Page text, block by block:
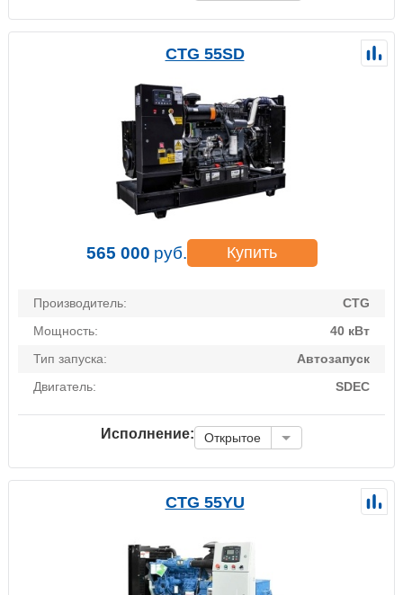
CTG 55SD
565 000 руб. Купить
Производитель:
CTG
Мощность:
40 кВт
Тип запуска:
Автозапуск
Двигатель:
SDEC
Исполнение: Открытое
CTG 55YU